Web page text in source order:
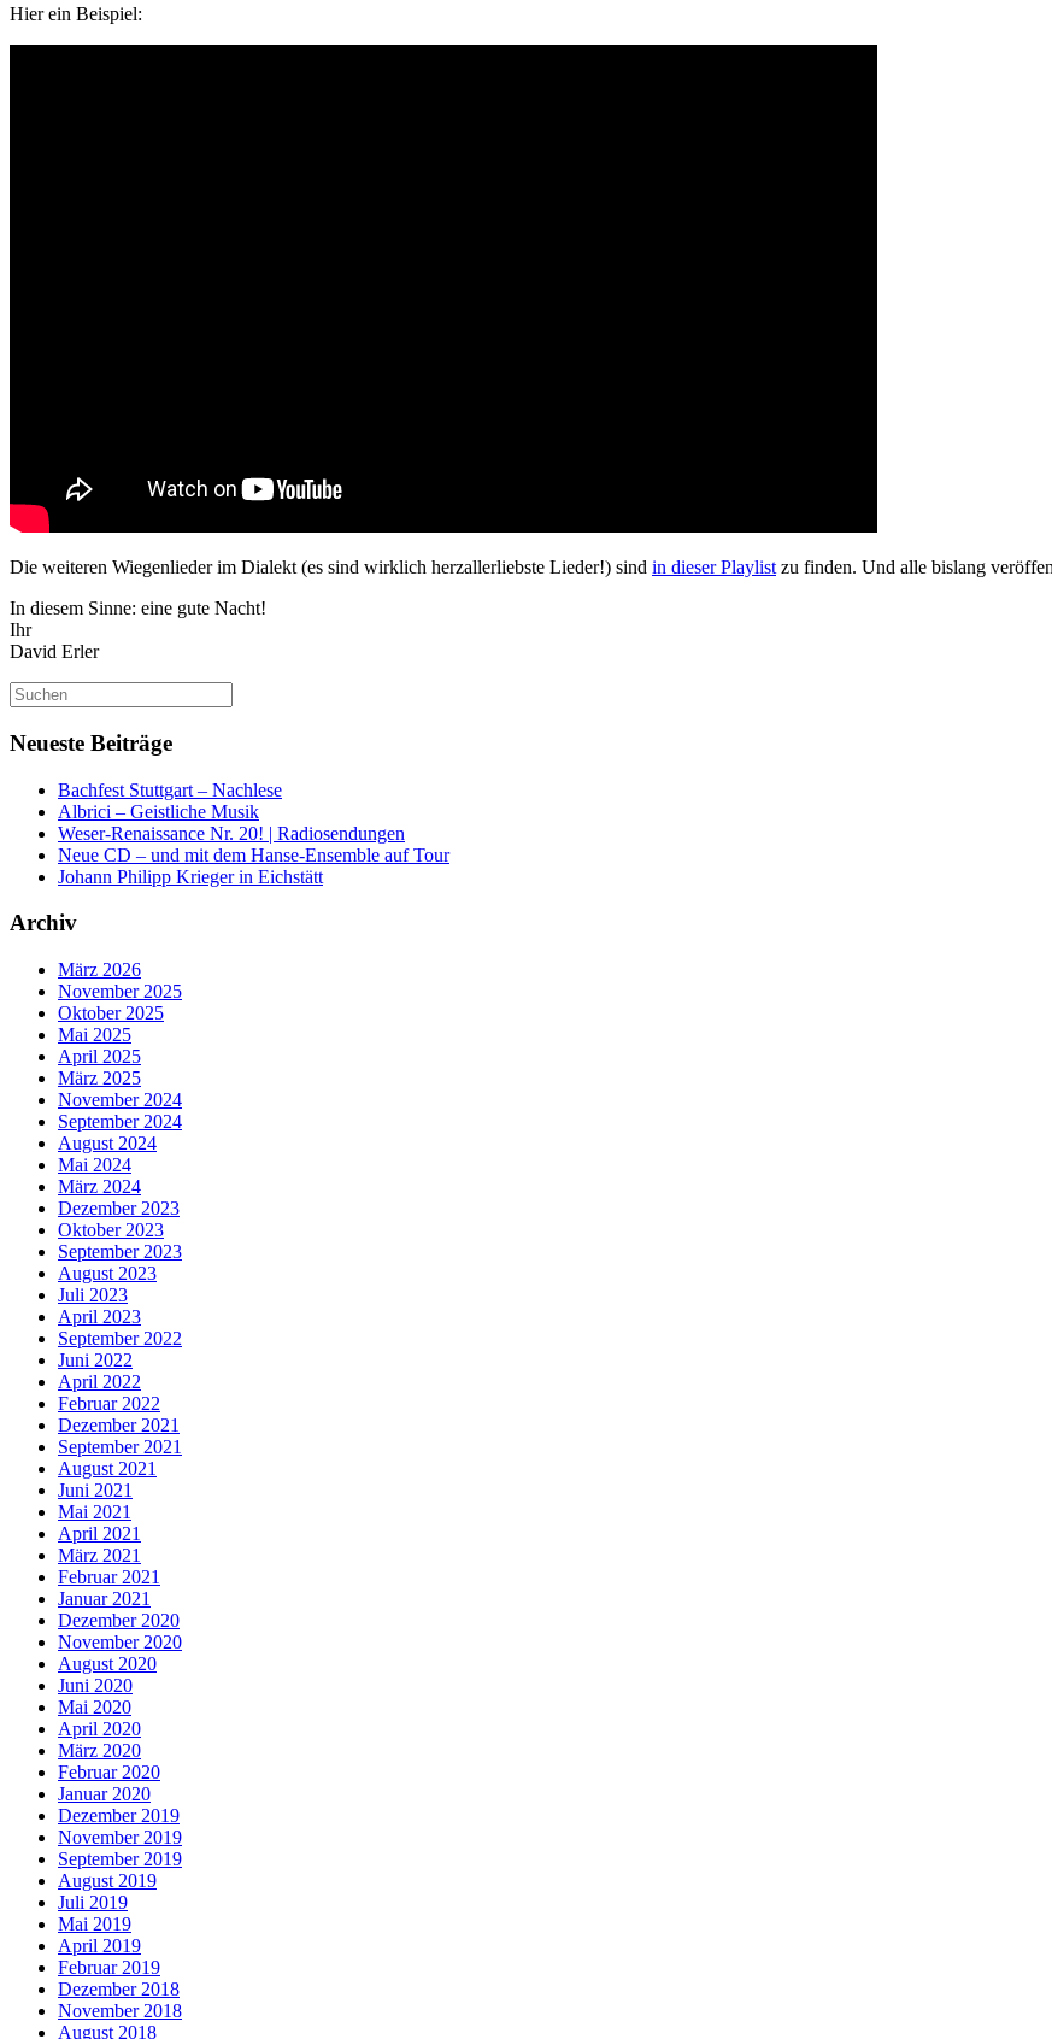
Hier ein Beispiel:
Die weiteren Wiegenlieder im Dialekt (es sind wirklich herzallerliebste Lieder!) sind in dieser Playlist zu finden. Und alle bislang
In diesem Sinne: eine gute Nacht!
Ihr
David Erler
Suchen
nach:
Neueste Beiträge
Bachfest Stuttgart – Nachlese
Albrici – Geistliche Musik
Weser-Renaissance Nr. 20! | Radiosendungen
Neue CD – und mit dem Hanse-Ensemble auf Tour
Johann Philipp Krieger in Eichstätt
Archiv
März 2026
November 2025
Oktober 2025
Mai 2025
April 2025
März 2025
November 2024
September 2024
August 2024
Mai 2024
März 2024
Dezember 2023
Oktober 2023
September 2023
August 2023
Juli 2023
April 2023
September 2022
Juni 2022
April 2022
Februar 2022
Dezember 2021
September 2021
August 2021
Juni 2021
Mai 2021
April 2021
März 2021
Februar 2021
Januar 2021
Dezember 2020
November 2020
August 2020
Juni 2020
Mai 2020
April 2020
März 2020
Februar 2020
Januar 2020
Dezember 2019
November 2019
September 2019
August 2019
Juli 2019
Mai 2019
April 2019
Februar 2019
Dezember 2018
November 2018
August 2018